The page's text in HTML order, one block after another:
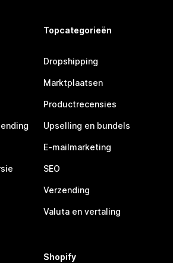
Topcategorieën
Dropshipping
Marktplaatsen
Productrecensies
Upselling en bundels
E-mailmarketing
SEO
Verzending
Valuta en vertaling
Shopify